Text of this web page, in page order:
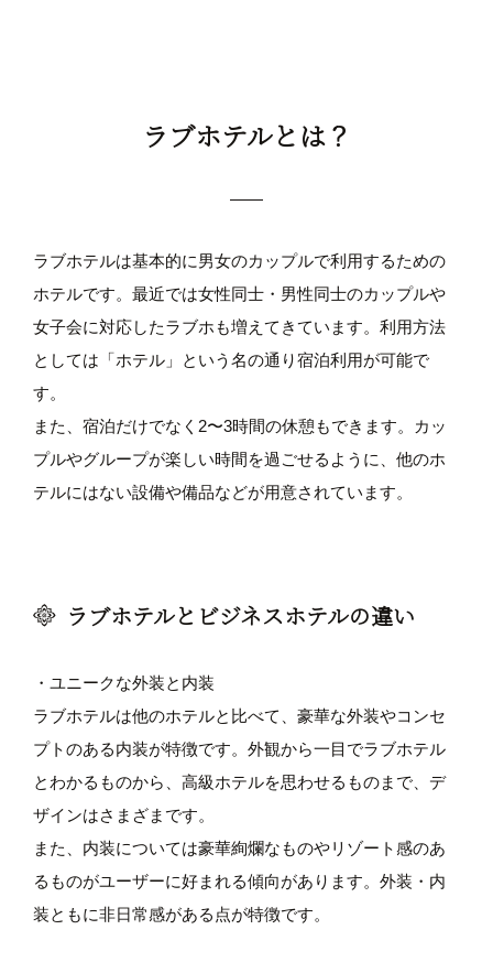
ラブホテルとは？
ラブホテルは基本的に男女のカップルで利用するための
ホテルです。最近では女性同士・男性同士のカップルや
女子会に対応したラブホも増えてきています。利用方法
としては「ホテル」という名の通り宿泊利用が可能で
す。
また、宿泊だけでなく2〜3時間の休憩もできます。カッ
プルやグループが楽しい時間を過ごせるように、他のホ
テルにはない設備や備品などが用意されています。
ラブホテルとビジネスホテルの違い
・ユニークな外装と内装
ラブホテルは他のホテルと比べて、豪華な外装やコンセ
プトのある内装が特徴です。外観から一目でラブホテル
とわかるものから、高級ホテルを思わせるものまで、デ
ザインはさまざまです。
また、内装については豪華絢爛なものやリゾート感のあ
るものがユーザーに好まれる傾向があります。外装・内
装ともに非日常感がある点が特徴です。